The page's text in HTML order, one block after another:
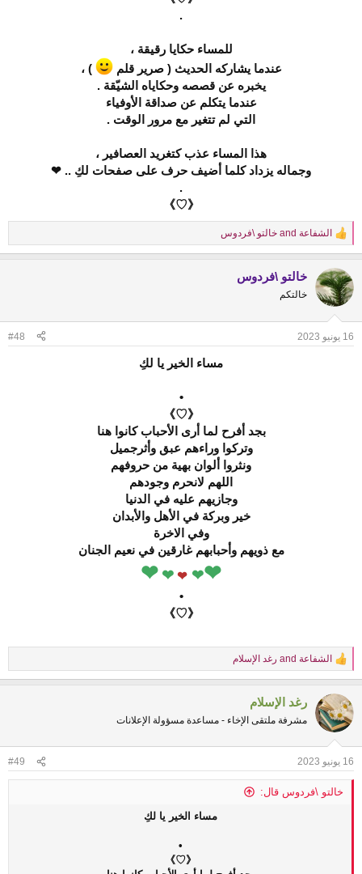
.
للمساء حكايا رقيقة ،
عندما يشاركه الحديث ( صرير قلم
) ،
يخبره عن قصصه وحكاياه الشيّقة .
عندما يتكلم عن صداقة الأوفياء
التي لم تتغير مع مرور الوقت .
هذا المساء عذب كتغريد العصافير ،
وجماله يزداد كلما أضيف حرف على صفحات لكِ .. ❤
.
《♡》
R
e
c
t
i
s
الشفاعة خالتو \فردوس
خالتو \فردوس
خالتكم
16 يونيو 2023 #48
مساء الخير يا لكِ
•
《♡》
بجد أفرح لما أرى الأحباب كانوا هنا
وتركوا وراءهم عبق وأثرجميل
ونثروا ألوان بهية من حروفهم
اللهم لانحرم وجودهم
وجازيهم عليه في الدنيا
خير وبركة في الأهل والأبدان
وفي الاخرة
مع ذويهم وأحبابهم غارقين في نعيم الجنان
❤
❤
❤
❤
❤
•
《♡》
R
e
c
t
i
s
:
الشفاعة رغد الإسلام
رغد الإسلام
مشرفة ملتقى الإخاء - مساعدة مسؤولة الإعلانات
16 يونيو 2023 #49
خالتو \فردوس قال:
مساء الخير يا لكِ
•
《♡》